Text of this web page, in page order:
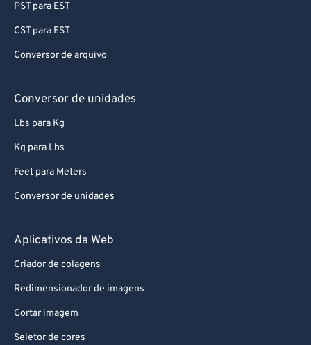
PST para EST
CST para EST
Conversor de arquivo
Conversor de unidades
Lbs para Kg
Kg para Lbs
Feet para Meters
Conversor de unidades
Aplicativos da Web
Criador de colagens
Redimensionador de imagens
Cortar imagem
Seletor de cores